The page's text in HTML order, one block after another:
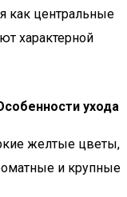
как центральные
характерной
ухода
желтые цветы,
и крупные